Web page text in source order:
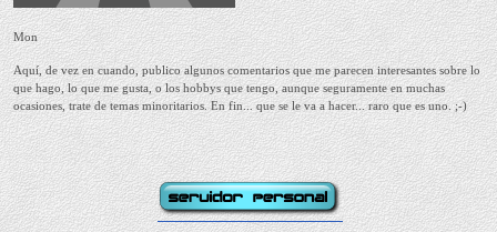
Mon
Aquí, de vez en cuando, publico algunos comentarios que me parecen interesantes sobre lo
que hago, lo que me gusta, o los hobbys que tengo, aunque seguramente en muchas
ocasiones, trate de temas minoritarios. En fin... que se le va a hacer... raro que es uno. ;-)